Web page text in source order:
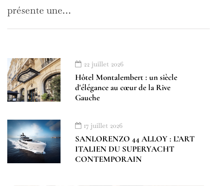
présente une…
22 juillet 2026
Hôtel Montalembert : un siècle
d'élégance au cœur de la Rive
Gauche
17 juillet 2026
SANLORENZO 44 ALLOY : L’ART
ITALIEN DU SUPERYACHT
CONTEMPORAIN